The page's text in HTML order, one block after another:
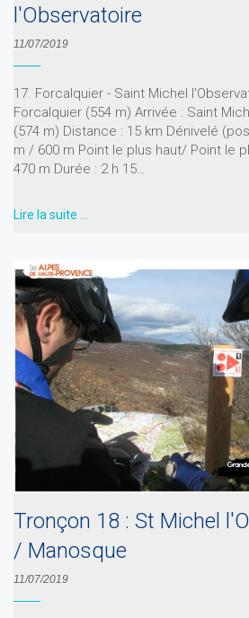
l'Observatoire
11/07/2019
17. Forcalquier - Saint Michel
Forcalquier (554 m) Arrivée : Saint
(574 m) Distance : 15 km Dénivelé
m / 600 m Point le plus haut/ Point le
470 m Durée : 2 h 15…
Lire la suite …
Tronçon 18 : St Michel
/ Manosque
11/07/2019